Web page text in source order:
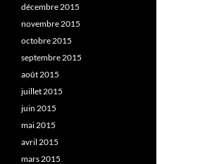
décembre 2015
novembre 2015
octobre 2015
septembre 2015
août 2015
juillet 2015
juin 2015
mai 2015
avril 2015
mars 2015